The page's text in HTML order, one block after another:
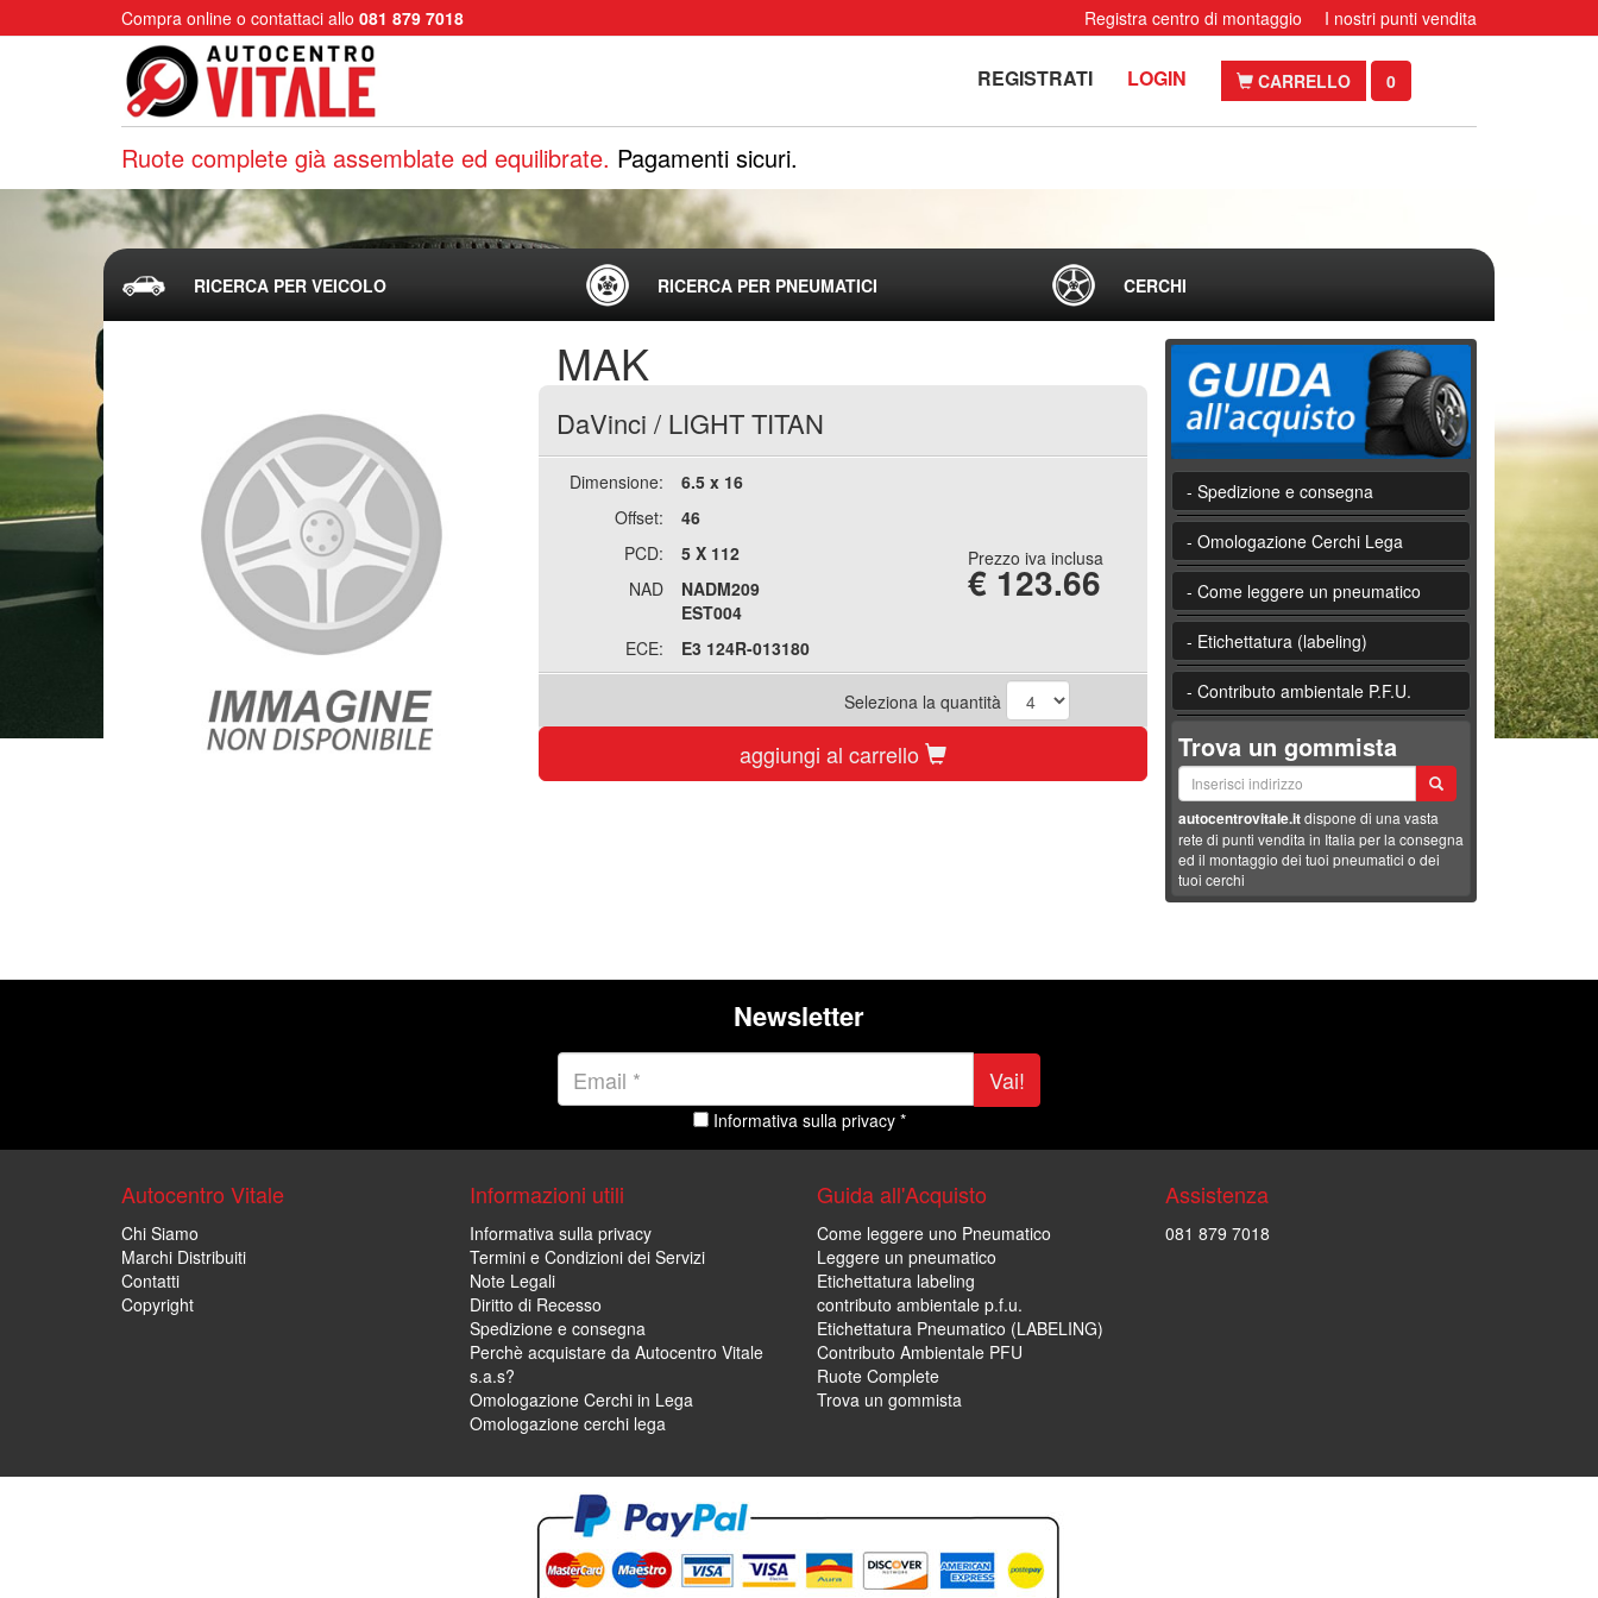
Compra online o contattaci allo 081 879 7018 Registra centro di montaggio I nostri punti vendita
REGISTRATI LOGIN CARRELLO 0
Ruote complete già assemblate ed equilibrate. Pagamenti sicuri.
RICERCA PER VEICOLO RICERCA PER PNEUMATICI CERCHI
MAK
DaVinci / LIGHT TITAN
Dimensione:
6.5 x 16
Offset:
46
PCD:
5 X 112
NAD
NADM209
EST004
ECE:
E3 124R-013180
Prezzo iva inclusa
€ 123.66
Seleziona la quantità
aggiungi al carrello
- Spedizione e consegna
- Omologazione Cerchi Lega
- Come leggere un pneumatico
- Etichettatura (labeling)
- Contributo ambientale P.F.U.
Trova un gommista
autocentrovitale.itdispone di una vasta
rete di punti vendita in Italia per la consegna
ed il montaggio dei tuoi pneumatici o dei
tuoi cerchi
Newsletter
Vai!
Informativa sulla privacy *
Autocentro Vitale
Chi Siamo
Marchi Distribuiti
Contatti
Copyright
Informazioni utili
Informativa sulla privacy
Termini e Condizioni dei Servizi
Note Legali
Diritto di Recesso
Spedizione e consegna
Perchè acquistare da Autocentro Vitale
s.a.s?
Omologazione Cerchi in Lega
Omologazione cerchi lega
Guida all'Acquisto
Come leggere uno Pneumatico
Leggere un pneumatico
Etichettatura labeling
contributo ambientale p.f.u.
Etichettatura Pneumatico (LABELING)
Contributo Ambientale PFU
Ruote Complete
Trova un gommista
Assistenza
081 879 7018